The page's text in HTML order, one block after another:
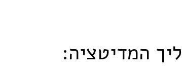
המדיטציה: